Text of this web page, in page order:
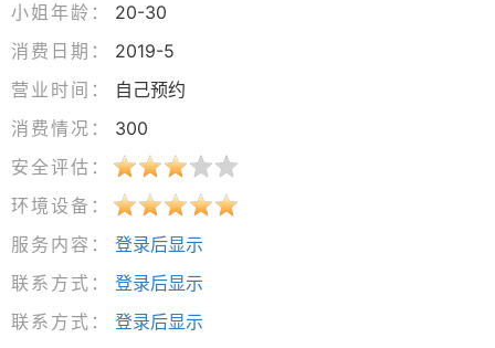
小姐年龄：
20-30
消费日期：
2019-5
营业时间：
自己预约
消费情况：
300
安全评估：
环境设备：
服务内容：
登录后显示
联系方式：
登录后显示
联系方式：
登录后显示